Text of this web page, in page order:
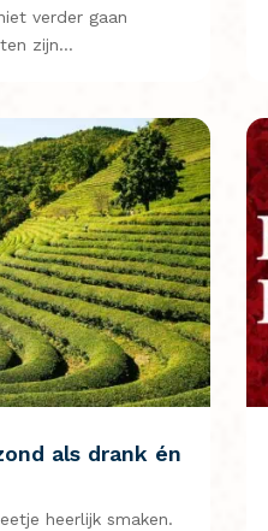
verder gaan
zijn…
als drank én
heerlijk smaken.